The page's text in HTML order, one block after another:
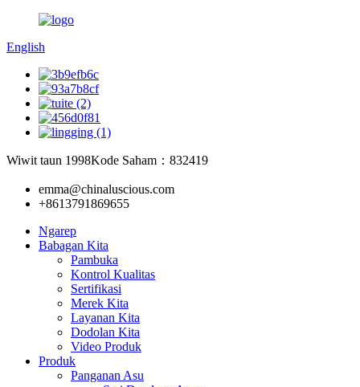
English
Wiwit taun 1998Kode Saham：832419
emma@chinaluscious.com
+8613791869655
Ngarep
Babagan Kita
Pambuka
Kontrol Kualitas
Sertifikasi
Merek Kita
Layanan Kita
Dodolan Kita
Video Produk
Produk
Panganan Asu